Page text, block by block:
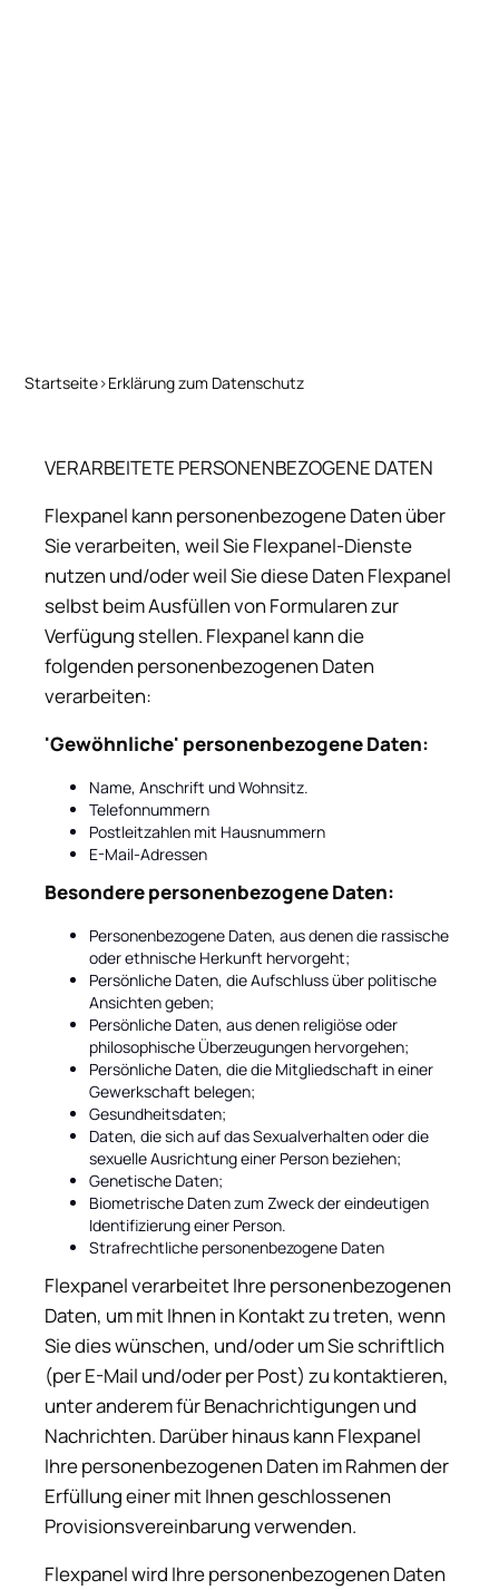
Startseite>Erklärung zum Datenschutz
VERARBEITETE PERSONENBEZOGENE DATEN
Flexpanel kann personenbezogene Daten über
Sie verarbeiten, weil Sie Flexpanel-Dienste
nutzen und/oder weil Sie diese Daten Flexpanel
selbst beim Ausfüllen von Formularen zur
Verfügung stellen. Flexpanel kann die
folgenden personenbezogenen Daten
verarbeiten:
'Gewöhnliche' personenbezogene Daten:
Name, Anschrift und Wohnsitz.
Telefonnummern
Postleitzahlen mit Hausnummern
E-Mail-Adressen
Besondere personenbezogene Daten:
Personenbezogene Daten, aus denen die rassische
oder ethnische Herkunft hervorgeht;
Persönliche Daten, die Aufschluss über politische
Ansichten geben;
Persönliche Daten, aus denen religiöse oder
philosophische Überzeugungen hervorgehen;
Persönliche Daten, die die Mitgliedschaft in einer
Gewerkschaft belegen;
Gesundheitsdaten;
Daten, die sich auf das Sexualverhalten oder die
sexuelle Ausrichtung einer Person beziehen;
Genetische Daten;
Biometrische Daten zum Zweck der eindeutigen
Identifizierung einer Person.
Strafrechtliche personenbezogene Daten
Flexpanel verarbeitet Ihre personenbezogenen
Daten, um mit Ihnen in Kontakt zu treten, wenn
Sie dies wünschen, und/oder um Sie schriftlich
(per E-Mail und/oder per Post) zu kontaktieren,
unter anderem für Benachrichtigungen und
Nachrichten. Darüber hinaus kann Flexpanel
Ihre personenbezogenen Daten im Rahmen der
Erfüllung einer mit Ihnen geschlossenen
Provisionsvereinbarung verwenden.
Flexpanel wird Ihre personenbezogenen Daten